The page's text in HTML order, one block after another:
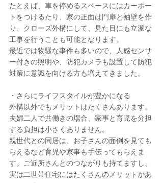
たとえば、車を停めるスペースにはカーポー
トをつけるたり、家の正面は門扉と袖壁を作
り、クローズ外構にして、見た目にも立派な
工事を行うことも可能となります。
最近では物騒な事件も多いので、人感センサ
ー付きの照明や、防犯カメラも設置して防犯
対策に意識を向ける方も増えてきました。
・さらにライフスタイルが豊かになる
外構以外でもメリットはたくさんあります。
夫婦二人で共働きの場合、家事と育児を分担
する負担は小さくありません。
親世代との同居は、お子さんの面倒を見ても
らえるなど育児や家事も手伝ってもらえま
す。ご近所さんとのつながりも持てますし、
実は二世帯住宅にはたくさんのメリットがあ